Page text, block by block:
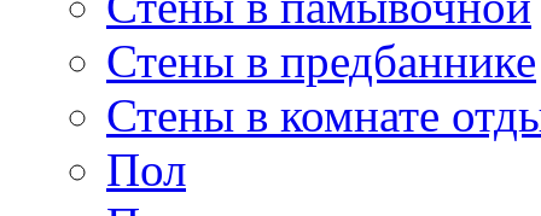
Стены в предбаннике
Стены в комнате
Пол